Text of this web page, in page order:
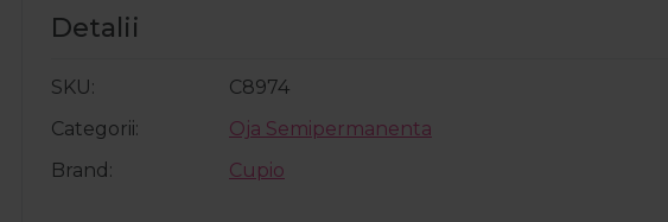
Detalii
SKU
C8974
Categorii
Oja Semipermanenta
Brand
Cupio